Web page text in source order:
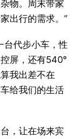
物。周末带家
出行的需求。”
台代步小车，性
屏，还有540°
我出差不在
给我们的生活
，让在场来宾